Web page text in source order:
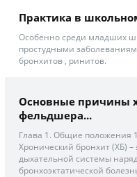
Практика в
Особенно среди младших
простудными
бронхитов , ринитов.
Основные причины
фельдшера...
Глава 1. Общие положения
Хронический бронхит (ХБ)
дыхательной системы
бронхоэктатической